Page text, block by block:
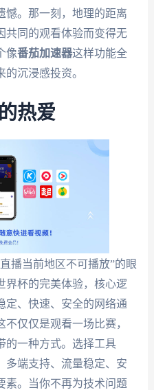
憾。那一刻，地理的距离
共同的观看体验而变得无
像番茄加速器这样功能全
沉浸感投资。
热爱
播当前地区不可播放”的眼
界杯的完美体验，核心逻
定、快速、安全的网络通
仅仅是观看一场比赛，
的一种方式。选择工具
多端支持、流量稳定、安
素。当你不再为技术问题